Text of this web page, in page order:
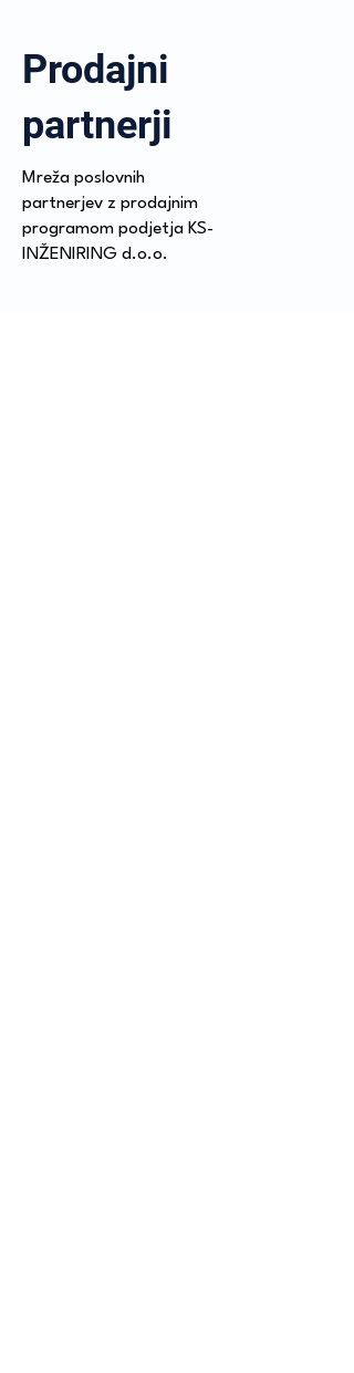
Prodajni
partnerji
Mreža poslovnih
partnerjev z prodajnim
programom podjetja KS-
INŽENIRING d.o.o.